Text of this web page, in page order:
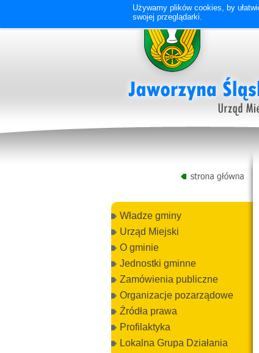
Władze gminy
Urząd Miejski
O gminie
Jednostki gminne
Zamówienia publiczne
Organizacje pozarządowe
Źródła prawa
Profilaktyka
Lokalna Grupa Działania
Używamy plików cookies, by
swojej przeglądarki.